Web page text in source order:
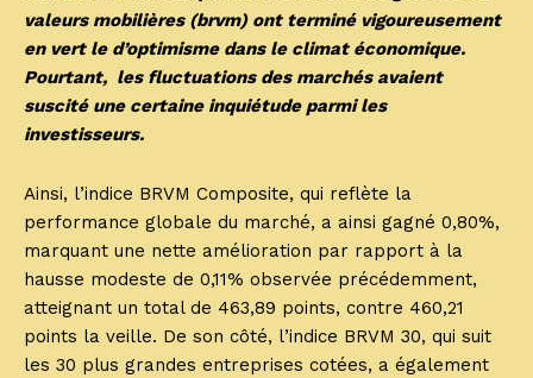
valeurs mobilières (brvm) ont terminé vigoureusement
en vert le d’optimisme dans le climat économique.
Pourtant, les fluctuations des marchés avaient
suscité une certaine inquiétude parmi les
investisseurs.
Ainsi, l’indice BRVM Composite, qui reflète la
performance globale du marché, a ainsi gagné 0,80%,
marquant une nette amélioration par rapport à la
hausse modeste de 0,11% observée précédemment,
atteignant un total de 463,89 points, contre 460,21
points la veille. De son côté, l’indice BRVM 30, qui suit
les 30 plus grandes entreprises cotées, a également